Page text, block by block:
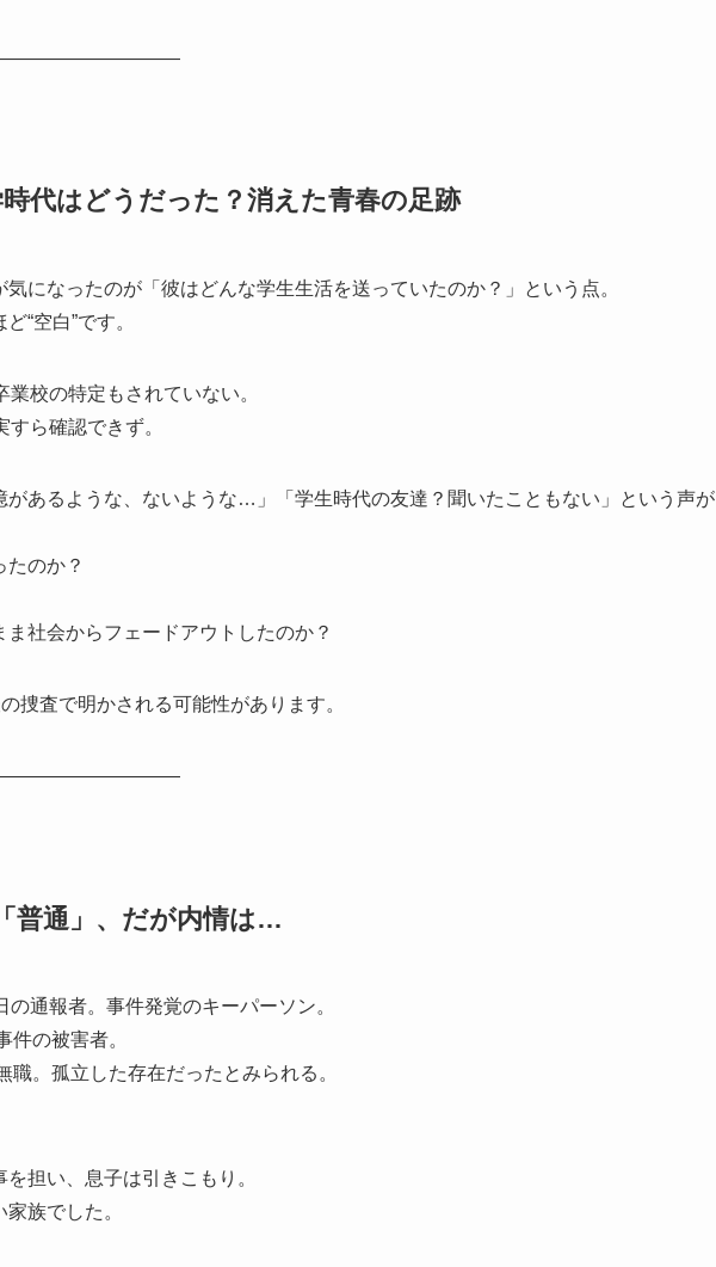
時代はどうだった？消えた青春の足跡
になったのが「彼はどんな学生生活を送っていたのか？」という点。
“空白”です。
校の特定もされていない。
ら確認できず。
があるような、ないような…」「学生時代の友達？聞いたこともない」という声が
のか？
社会からフェードアウトしたのか？
捜査で明かされる可能性があります。
普通」、だが内情は…
通報者。事件発覚のキーパーソン。
件の被害者。
職。孤立した存在だったとみられる。
担い、息子は引きこもり。
族でした。